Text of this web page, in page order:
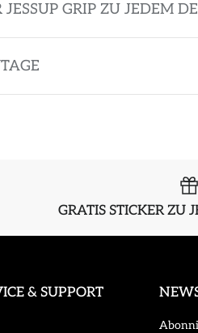
GRIP ZU JEDEM
GRATIS STICKER ZU
& SUPPORT